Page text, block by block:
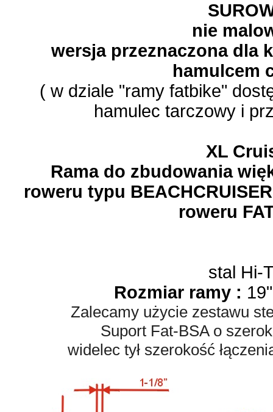
nie
wersja przeznaczona dla
hamulcem
( w dziale "ramy fatbike"
hamulec tarczowy i
XL
Rama do zbudowania
roweru typu
roweru
stal Hi-
Rozmiar ramy :
Zalecamy użycie zestawu
Suport Fat-BSA o
widelec tył szerokość